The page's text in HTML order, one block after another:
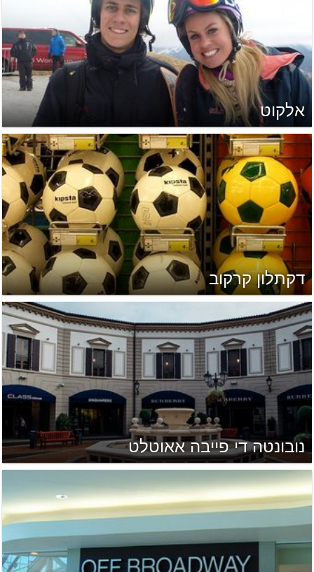
אלקוט
דקתלון קרקוב
נובונטה די פייבה אאוטלט